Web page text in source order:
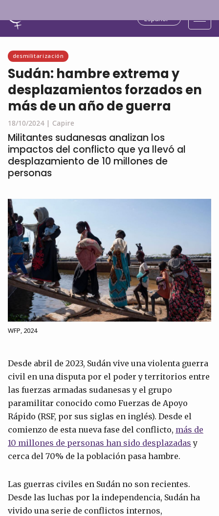
Español
desmilitarización
Sudán: hambre extrema y
desplazamientos forzados en
más de un año de guerra
18/10/2024 | Capire
Militantes sudanesas analizan los
impactos del conflicto que ya llevó al
desplazamiento de 10 millones de
personas
WFP, 2024
Desde abril de 2023, Sudán vive una violenta guerra
civil en una disputa por el poder y territorios entre
las fuerzas armadas sudanesas y el grupo
paramilitar conocido como Fuerzas de Apoyo
Rápido (RSF, por sus siglas en inglés). Desde el
comienzo de esta nueva fase del conflicto, más de
10 millones de personas han sido desplazadas y
cerca del 70% de la población pasa hambre.
Las guerras civiles en Sudán no son recientes.
Desde las luchas por la independencia, Sudán ha
vivido una serie de conflictos internos,